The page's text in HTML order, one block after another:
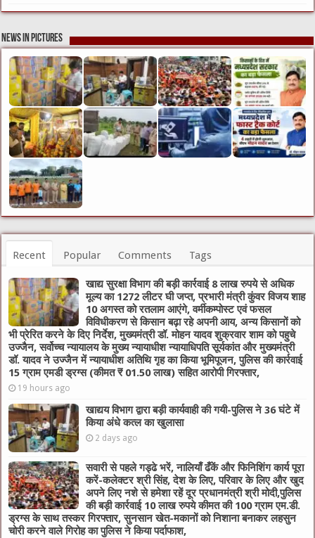
News in Pictures
Recent Popular Comments Tags
खाद्य सुरक्षा विभाग की बड़ी कार्रवाई 8 लाख रुपये से अधिक
मूल्य का 1272 लीटर घी जप्त, प्रभारी मंत्री कुंवर विजय शाह
10 अगस्त को रतलाम आएंगे, वर्मीकम्पोस्ट एवं फसल
विविधीकरण से किसान बढ़ा रहे अपनी आय, अन्य किसानों को
भी प्रेरित करने के दिए निर्देश, मुख्यमंत्री डॉ. मोहन यादव शुक्रवार शाम को पहुचे
उज्जैन, सर्वोच्च न्यायालय के मुख्‍य न्‍यायाधीश न्यायाधिपति सूर्यकांत और मुख्यमंत्री
डॉ. यादव ने उज्जैन में न्यायाधीश अतिथि गृह का किया भूमिपूजन, पुलिस की कार्रवाई
15 ग्राम एमडी ड्रग्स (कीमत ₹ 01.50 लाख) सहित आरोपी गिरफ्तार,
19 hours ago
खाद्यय विभाग द्वारा बड़ी कार्यवाही की गयी-पुलिस ने 36 घंटे में
किया अंधे कत्ल का खुलासा
2 days ago
सवारी से पहले गड्ढे भरें, नालियाँ ढँकें और फिनिशिंग कार्य पूरा
करें-कलेक्टर श्री सिंह, देश के लिए, परिवार के लिए और खुद
अपने लिए नशे से हमेशा रहें दूर प्रधानमंत्री श्री मोदी,पुलिस
की बड़ी कार्रवाई 10 लाख रुपये कीमत की 100 ग्राम एम.डी.
ड्रग्स के साथ तस्कर गिरफ्तार, सुनसान खेत-मकानों को निशाना बनाकर लहसुन
चोरी करने वाले गिरोह का पुलिस ने किया पर्दाफाश,